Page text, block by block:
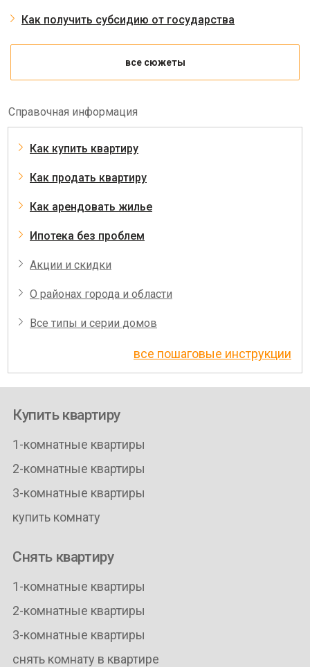
Как получить субсидию от государства
все сюжеты
Справочная информация
Как купить квартиру
Как продать квартиру
Как арендовать жилье
Ипотека без проблем
Акции и скидки
О районах города и области
Все типы и серии домов
все пошаговые инструкции
Купить квартиру
1-комнатные квартиры
2-комнатные квартиры
3-комнатные квартиры
купить комнату
Снять квартиру
1-комнатные квартиры
2-комнатные квартиры
3-комнатные квартиры
снять комнату в квартире